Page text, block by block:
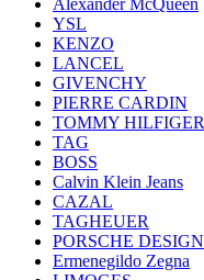
Alexander McQueen
YSL
KENZO
LANCEL
GIVENCHY
PIERRE CARDIN
TOMMY HILFIGER
TAG
BOSS
Calvin Klein Jeans
CAZAL
TAGHEUER
PORSCHE DESIGN
Ermenegildo Zegna